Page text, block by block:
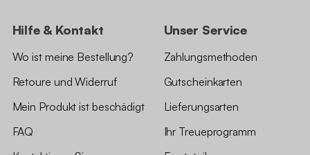
Hilfe & Kontakt
Wo ist meine Bestellung?
Retoure und Widerruf
Mein Produkt ist beschädigt
FAQ
Unser Service
Zahlungsmethoden
Gutscheinkarten
Lieferungsarten
Ihr Treueprogramm